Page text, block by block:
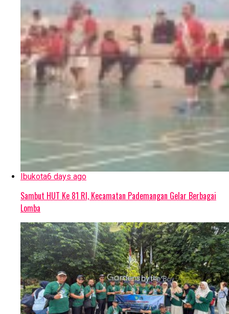
Ibukota6 days ago
Sambut HUT Ke 81 RI, Kecamatan Pademangan Gelar Berbagai
Lomba